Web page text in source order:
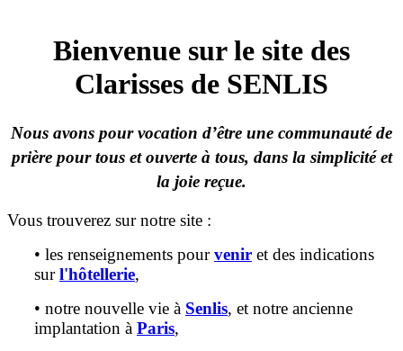
Bienvenue sur le site des
Clarisses de SENLIS
Nous avons pour vocation d’être une communautéde
prière pour tous et ouverte à tous, dans la simplicité et
la joie reçue.
Vous trouverez sur notre site :
• les renseignements pourvenir et des indications
surl'hôtellerie,
• notre nouvelle vie à Senlis, et notre ancienne
implantation à Paris,